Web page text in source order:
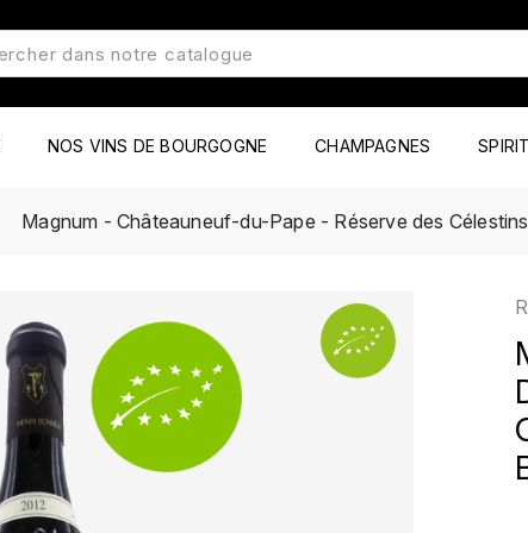
NOS VINS DE BOURGOGNE CHAMPAGNES
Magnum - Châteauneuf-du-Pape - Réserve des